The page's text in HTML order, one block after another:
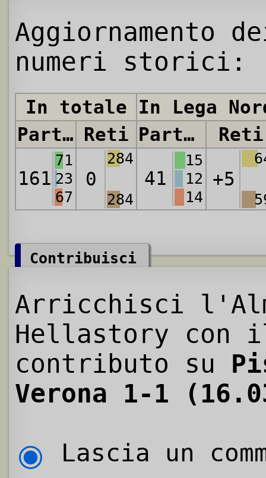
Aggiornamento
numeri storici:
In totale
In Lega
Partite Reti Partite Reti
161
71
23
67
0
284
284
41
15
12
14
+5
Contribuisci
Arricchisci
Hellastory con
contributo su
Verona 1-1
Lascia un